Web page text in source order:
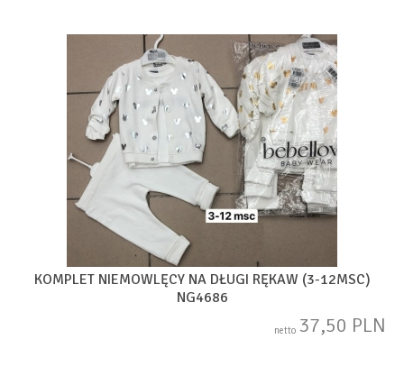
KOMPLET NIEMOWLĘCY NA DŁUGI RĘKAW (3-12MSC)
NG4686
netto 37,50 PLN